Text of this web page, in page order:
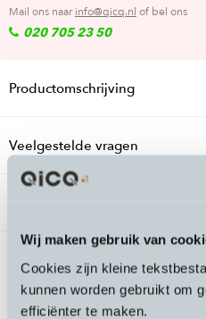
Wij maken gebruik van
Cookies zijn kleine
kunnen worden gebruikt om
efficiënter te maken.
Mail ons naar info@qicq.nl of bel ons
020 705 23 50
Productomschrijving
Veelgestelde vragen
Passende